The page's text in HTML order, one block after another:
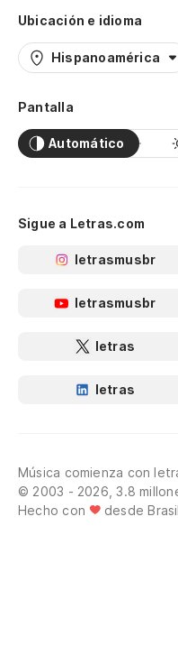
Ubicación e idioma
Hispanoamérica
Pantalla
Automático
Sigue a Letras.com
letrasmusbr
letrasmusbr
letras
letras
Música comienza con
© 2003 - 2026, 3.8
Hecho con
desde Brasil